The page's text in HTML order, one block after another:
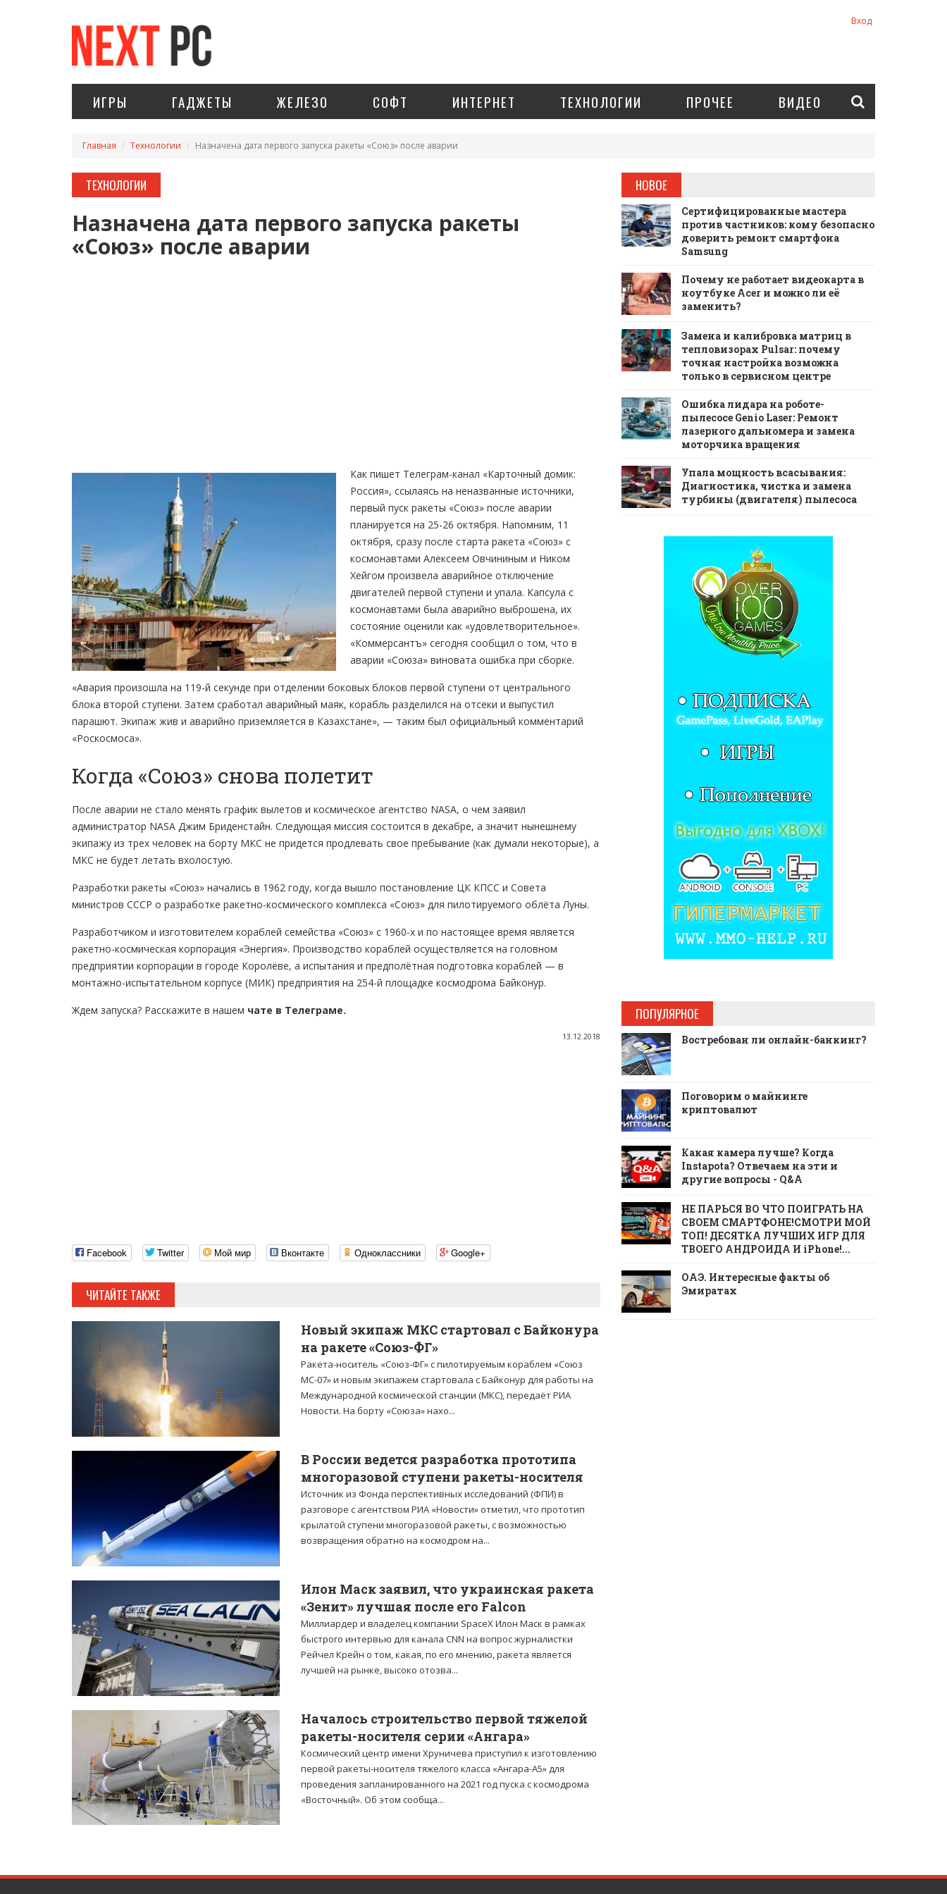
Вход
ИГРЫ ГАДЖЕТЫ ЖЕЛЕЗО СОФТ ИНТЕРНЕТ ТЕХНОЛОГИИ ПРОЧЕЕ ВИДЕО
Главная Технологии Назначена дата первого запуска ракеты «Союз» после аварии
ТЕХНОЛОГИИ
Назначена дата первого запуска ракеты
«Союз» после аварии
Как пишет Телеграм-канал «Карточный домик:
Россия», ссылаясь на неназванные источники,
первый пуск ракеты «Союз» после аварии
планируется на 25-26 октября. Напомним, 11
октября, сразу после старта ракета «Союз» с
космонавтами Алексеем Овчининым и Ником
Хейгом произвела аварийное отключение
двигателей первой ступени и упала. Капсула с
космонавтами была аварийно выброшена, их
состояние оценили как «удовлетворительное».
«Коммерсантъ» сегодня сообщил о том, что в
аварии «Союза» виновата ошибка при сборке.
«Авария произошла на 119-й секунде при отделении боковых блоков первой ступени от центрального
блока второй ступени. Затем сработал аварийный маяк, корабль разделился на отсеки и выпустил
парашют. Экипаж жив и аварийно приземляется в Казахстане», — таким был официальный комментарий
«Роскосмоса».
Когда «Союз» снова полетит
После аварии не стало менять график вылетов и космическое агентство NASA, о чем заявил
администратор NASA Джим Бриденстайн. Следующая миссия состоится в декабре, а значит нынешнему
экипажу из трех человек на борту МКС не придется продлевать свое пребывание (как думали некоторые), а
МКС не будет летать вхолостую.
Разработки ракеты «Союз» начались в 1962 году, когда вышло постановление ЦК КПСС и Совета
министров СССР о разработке ракетно-космического комплекса «Союз» для пилотируемого облёта Луны.
Разработчиком и изготовителем кораблей семейства «Союз» с 1960-х и по настоящее время является
ракетно-космическая корпорация «Энергия». Производство кораблей осуществляется на головном
предприятии корпорации в городе Королёве, а испытания и предполётная подготовка кораблей — в
монтажно-испытательном корпусе (МИК) предприятия на 254-й площадке космодрома Байконур.
Ждем запуска? Расскажите в нашем чате в Телеграме.
13.12.2018
Facebook Twitter Мой мир Вконтакте Одноклассники Google+
ЧИТАЙТЕ ТАКЖЕ
Новый экипаж МКС стартовал с Байконура
на ракете «Союз-ФГ»
Ракета-носитель «Союз-ФГ» с пилотируемым кораблем «Союз
МС-07» и новым экипажем стартовала с Байконур для работы на
Международной космической станции (МКС), передаёт РИА
Новости. На борту «Союза» нахо...
В России ведется разработка прототипа
многоразовой ступени ракеты-носителя
Источник из Фонда перспективных исследований (ФПИ) в
разговоре с агентством РИА «Новости» отметил, что прототип
крылатой ступени многоразовой ракеты, с возможностью
возвращения обратно на космодром на...
Илон Маск заявил, что украинская ракета
«Зенит» лучшая после его Falcon
Миллиардер и владелец компании SpaceX Илон Маск в рамках
быстрого интервью для канала CNN на вопрос журналистки
Рейчел Крейн о том, какая, по его мнению, ракета является
лучшей на рынке, высоко отозва...
Началось строительство первой тяжелой
ракеты-носителя серии «Ангара»
Космический центр имени Хруничева приступил к изготовлению
первой ракеты-носителя тяжелого класса «Ангара-А5» для
проведения запланированного на 2021 год пуска с космодрома
«Восточный». Об этом сообща...
НОВОЕ
Сертифицированные мастера
против частников: кому безопасно
доверить ремонт смартфона
Samsung
Почему не работает видеокарта в
ноутбуке Acer и можно ли её
заменить?
Замена и калибровка матриц в
тепловизорах Pulsar: почему
точная настройка возможна
только в сервисном центре
Ошибка лидара на роботе-
пылесосе Genio Laser: Ремонт
лазерного дальномера и замена
моторчика вращения
Упала мощность всасывания:
Диагностика, чистка и замена
турбины (двигателя) пылесоса
ПОПУЛЯРНОЕ
Востребован ли онлайн-банкинг?
Поговорим о майнинге
криптовалют
Какая камера лучше? Когда
Instapota? Отвечаем на эти и
другие вопросы - Q&A
НЕ ПАРЬСЯ ВО ЧТО ПОИГРАТЬ НА
СВОЕМ СМАРТФОНЕ!СМОТРИ МОЙ
ТОП! ДЕСЯТКА ЛУЧШИХ ИГР ДЛЯ
ТВОЕГО АНДРОИДА И iPhone!...
ОАЭ. Интересные факты об
Эмиратах